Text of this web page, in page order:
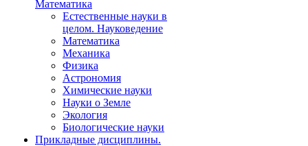
Математика
Естественные науки в
целом. Науковедение
Математика
Механика
Физика
Астрономия
Химические науки
Науки о Земле
Экология
Биологические науки
Прикладные дисциплины.